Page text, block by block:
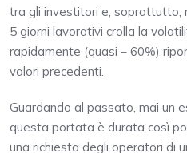
tra gli investitori e, soprattutto,
5 giorni lavorativi crolla la
rapidamente (quasi – 60%)
valori precedenti.
Guardando al passato, mai un
questa portata è durata così
una richiesta degli operatori di